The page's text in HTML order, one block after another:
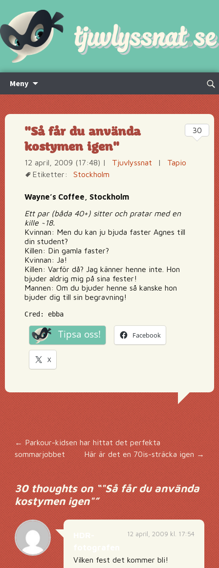
Meny
innehåll
Sök
"Så får du använda
kostymen igen"
12 april, 2009 (17:48) | Tjuvlyssnat |
Tapio
Etiketter:
Stockholm
Wayne’s Coffee, Stockholm
Ett par (båda 40+) sitter och pratar med en
kille ~18.
Kvinnan: Men du kan ju bjuda faster Agnes till
din student?
Killen: Din gamla faster?
Kvinnan: Ja!
Killen: Varför då? Jag känner henne inte. Hon
bjuder aldrig mig på sina fester!
Mannen: Om du bjuder henne så kanske hon
bjuder dig till sin begravning!
Cred: ebba
Tipsa oss! Facebook
X
30
Inläggsnavigering
←Parkour-kidsen har hittat det perfekta
sommarjobbet
Här är det en 70is-sträcka igen→
30 thoughts on “"Så får du använda
kostymen igen"”
12 april, 2009 kl. 17:54
Vilken fest det kommer bli!